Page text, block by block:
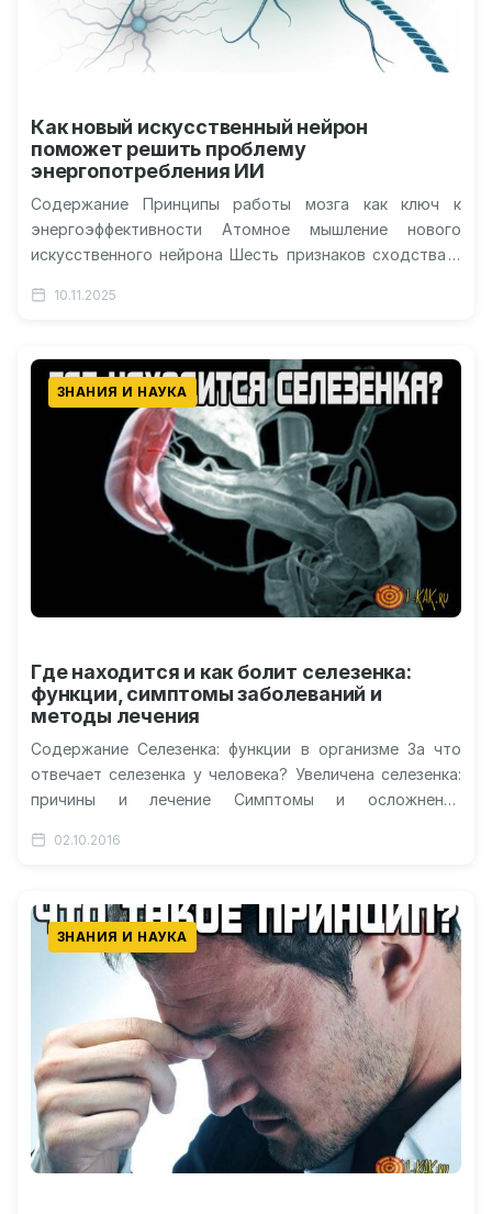
Как новый искусственный нейрон
поможет решить проблему
энергопотребления ИИ
Содержание Принципы работы мозга как ключ к
энергоэффективности Атомное мышление нового
искусственного нейрона Шесть признаков сходства с
будущие перспективы…
10.11.2025
ЗНАНИЯ И НАУКА
Где находится и как болит селезенка:
функции, симптомы заболеваний и
методы лечения
Содержание Селезенка: функции в организме За что
отвечает селезенка у человека? Увеличена селезенка:
причины и лечение Симптомы и осложнения
…
02.10.2016
ЗНАНИЯ И НАУКА